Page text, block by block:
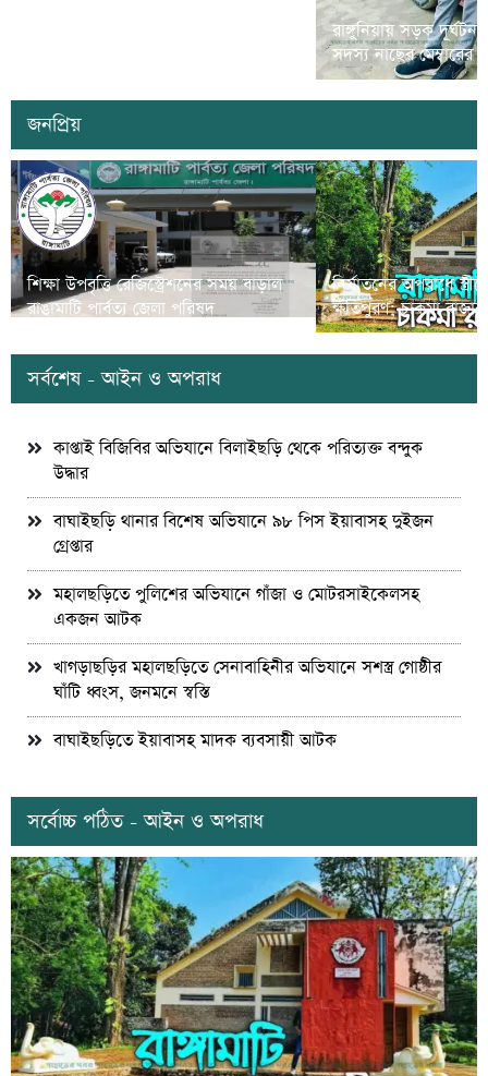
রাঙ্গুনিয়ায় সড়ক
সদস্য নাছের মেম্বারের
জনপ্রিয়
শিক্ষা উপবৃত্তি রেজিস্ট্রেশনের সময় বাড়াল
রাঙামাটি পার্বত্য জেলা পরিষদ
নির্যাতনের অপরাধে
ক্ষতিপুরণ; চাকমা
সর্বশেষ - আইন ও অপরাধ
কাপ্তাই বিজিবির অভিযানে বিলাইছড়ি থেকে পরিত্যক্ত বন্দুক
উদ্ধার
বাঘাইছড়ি থানার বিশেষ অভিযানে ৯৮ পিস ইয়াবাসহ দুইজন
গ্রেপ্তার
মহালছড়িতে পুলিশের অভিযানে গাঁজা ও মোটরসাইকেলসহ
একজন আটক
খাগড়াছড়ির মহালছড়িতে সেনাবাহিনীর অভিযানে সশস্ত্র গোষ্ঠীর
ঘাঁটি ধ্বংস, জনমনে স্বস্তি
বাঘাইছড়িতে ইয়াবাসহ মাদক ব্যবসায়ী আটক
সর্বোচ্চ পঠিত - আইন ও অপরাধ